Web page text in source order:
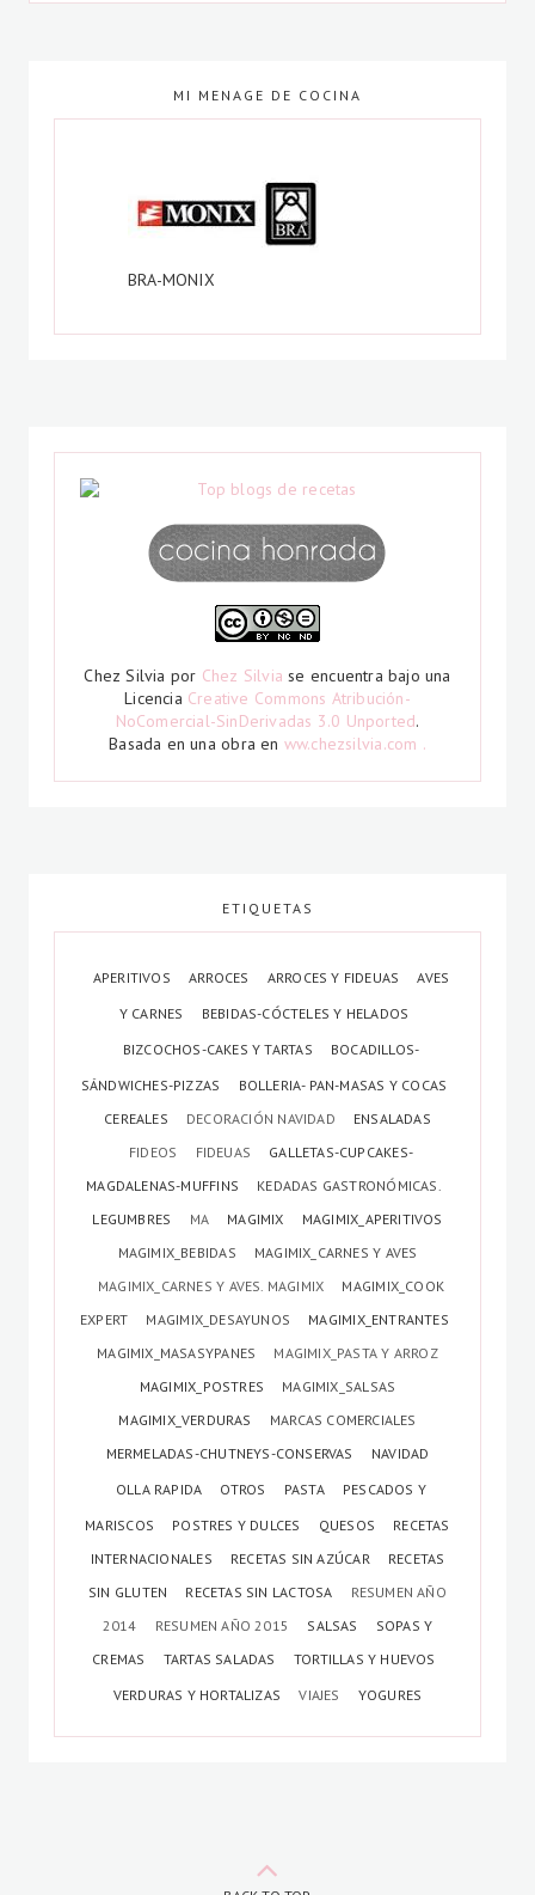
MI MENAGE DE COCINA
BRA-MONIX
Chez Silvia por Chez Silvia se encuentra bajo una
Licencia Creative Commons Atribución-
NoComercial-SinDerivadas 3.0 Unported.
Basada en una obra en ww.chezsilvia.com .
ETIQUETAS
APERITIVOS ARROCES ARROCES Y FIDEUAS
AVES
Y CARNES
BEBIDAS-CÓCTELES Y HELADOS
BIZCOCHOS-CAKES Y TARTAS
BOCADILLOS-
SÁNDWICHES-PIZZAS
BOLLERIA- PAN-MASAS Y COCAS
CEREALES
DECORACIÓN NAVIDAD
ENSALADAS
FIDEOS
FIDEUAS
GALLETAS-CUPCAKES-
MAGDALENAS-MUFFINS
KEDADAS GASTRONÓMICAS.
LEGUMBRES
MA MAGIMIX
MAGIMIX_APERITIVOS
MAGIMIX_BEBIDAS
MAGIMIX_CARNES Y AVES
MAGIMIX_CARNES Y AVES. MAGIMIX
MAGIMIX_COOK
EXPERT
MAGIMIX_DESAYUNOS
MAGIMIX_ENTRANTES
MAGIMIX_MASASYPANES
MAGIMIX_PASTA Y ARROZ
MAGIMIX_POSTRES
MAGIMIX_SALSAS
MAGIMIX_VERDURAS
MARCAS COMERCIALES
MERMELADAS-CHUTNEYS-CONSERVAS
NAVIDAD
OLLA RAPIDA
OTROS PASTA
PESCADOS Y
MARISCOS
POSTRES Y DULCES QUESOS
RECETAS
INTERNACIONALES
RECETAS SIN AZÚCAR
RECETAS
SIN GLUTEN
RECETAS SIN LACTOSA
RESUMEN AÑO
2014
RESUMEN AÑO 2015 SALSAS
SOPAS Y
CREMAS
TARTAS SALADAS
TORTILLAS Y HUEVOS
VERDURAS Y HORTALIZAS
VIAJES YOGURES